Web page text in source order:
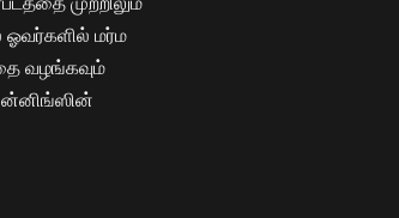
ஓவர்களில் மர்ம
வழங்கவும்